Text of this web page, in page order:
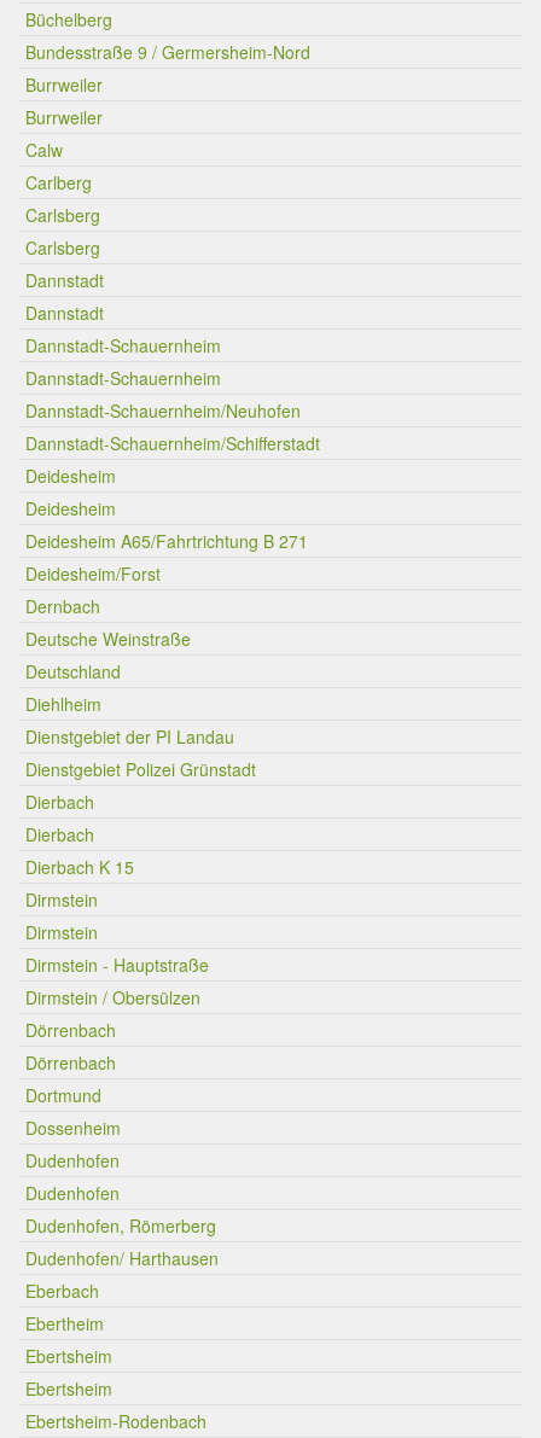
Büchelberg
Bundesstraße 9 / Germersheim-Nord
Burrweiler
Burrweiler
Calw
Carlberg
Carlsberg
Carlsberg
Dannstadt
Dannstadt
Dannstadt-Schauernheim
Dannstadt-Schauernheim
Dannstadt-Schauernheim/Neuhofen
Dannstadt-Schauernheim/Schifferstadt
Deidesheim
Deidesheim
Deidesheim A65/Fahrtrichtung B 271
Deidesheim/Forst
Dernbach
Deutsche Weinstraße
Deutschland
Diehlheim
Dienstgebiet der PI Landau
Dienstgebiet Polizei Grünstadt
Dierbach
Dierbach
Dierbach K 15
Dirmstein
Dirmstein
Dirmstein - Hauptstraße
Dirmstein / Obersülzen
Dörrenbach
Dörrenbach
Dortmund
Dossenheim
Dudenhofen
Dudenhofen
Dudenhofen, Römerberg
Dudenhofen/ Harthausen
Eberbach
Ebertheim
Ebertsheim
Ebertsheim
Ebertsheim-Rodenbach